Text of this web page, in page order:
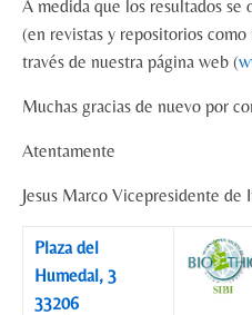
A medida que los resultados se
(en revistas y repositorios
través de nuestra página web (
Muchas gracias de nuevo por
Atentamente
Jesus Marco Vicepresidente de
Plaza del
Humedal, 3
33206